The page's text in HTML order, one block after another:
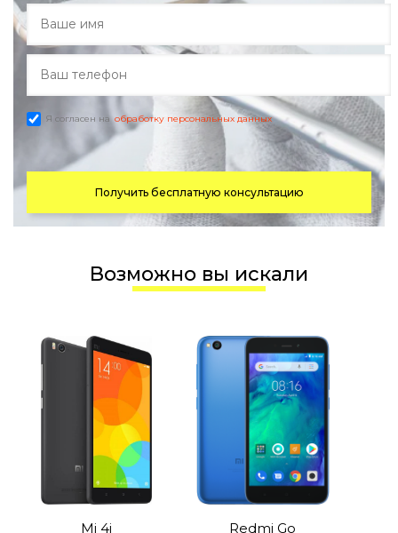
Я согласен на обработку персональных данных
Получить бесплатную консультацию
Возможно вы искали
Mi 4i Redmi Go